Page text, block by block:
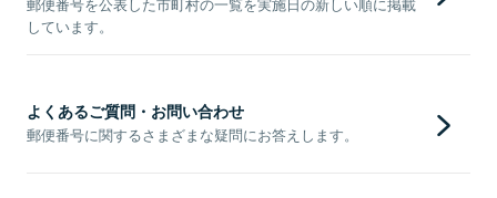
郵便番号を公表した市町村の一覧を実施日の新しい順に掲載
しています。
よくあるご質問・お問い合わせ
郵便番号に関するさまざまな疑問にお答えします。